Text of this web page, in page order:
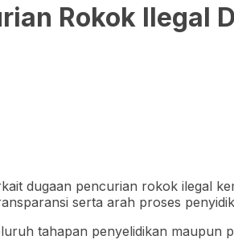
Rokok Ilegal
dugaan pencurian rokok ilegal
serta arah proses
tahapan penyelidikan